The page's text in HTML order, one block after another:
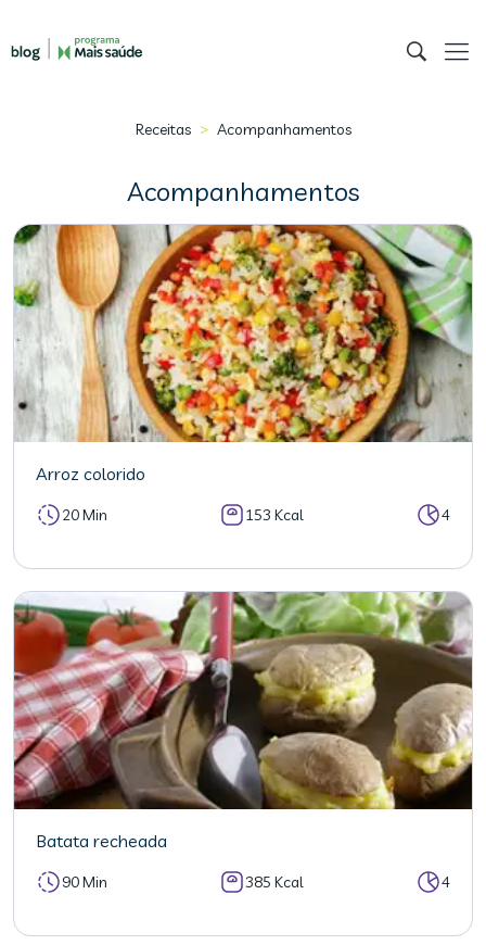
Receitas > Acompanhamentos
Acompanhamentos
Arroz colorido
20 Min 153 Kcal 4
Batata recheada
90 Min 385 Kcal 4